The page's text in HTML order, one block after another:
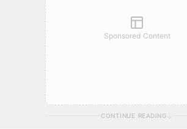
Sponsored Content
CONTINUE READING